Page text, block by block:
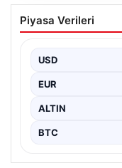
Emekliye
yasa çıkacak
Piyasa Verileri
USD
EUR
ALTIN
BTC